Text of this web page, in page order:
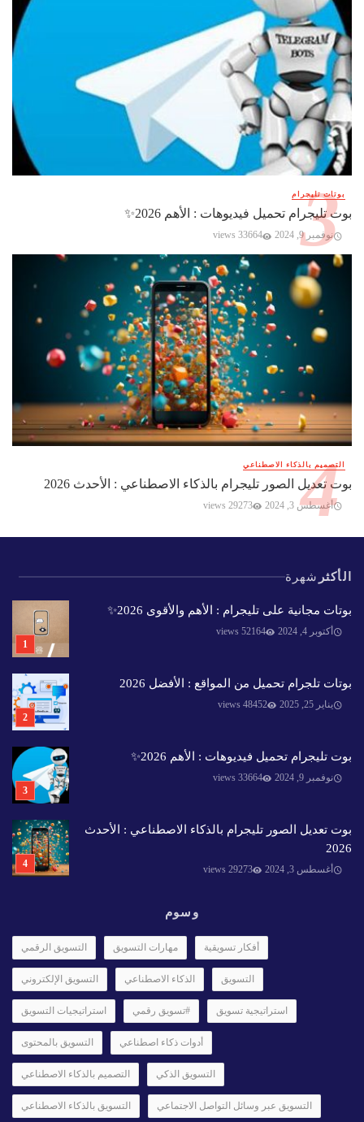
بوتات تليجرام
بوت تليجرام تحميل فيديوهات : الأهم 2026✨️
نوفمبر 9, 2024 33664 views
التصميم بالذكاء الاصطناعي
بوت تعديل الصور تليجرام بالذكاء الاصطناعي : الأحدث 2026
أغسطس 3, 2024 29273 views
الأكثر شهرة
بوتات مجانية على تليجرام : الأهم والأقوى 2026✨️
أكتوبر 4, 2024 52164 views
بوتات تلجرام تحميل من المواقع : الأفضل 2026
يناير 25, 2025 48452 views
بوت تليجرام تحميل فيديوهات : الأهم 2026✨️
نوفمبر 9, 2024 33664 views
بوت تعديل الصور تليجرام بالذكاء الاصطناعي : الأحدث
2026
أغسطس 3, 2024 29273 views
وسوم
التسويق الرقمي مهارات التسويق أفكار تسويقية
التسويق الإلكتروني الذكاء الاصطناعي التسويق
استراتيجيات التسويق #تسويق رقمي استراتيجية تسويق
التسويق بالمحتوى أدوات ذكاء اصطناعي
التصميم بالذكاء الاصطناعي التسويق الذكي
التسويق بالذكاء الاصطناعي التسويق عبر وسائل التواصل الاجتماعي